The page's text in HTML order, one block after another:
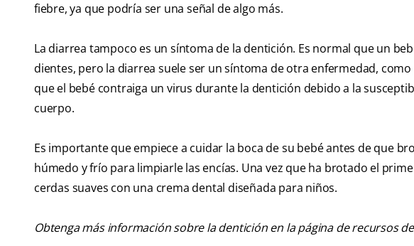
fiebre, ya que podría ser una señal de algo más.
La diarrea tampoco es un síntoma de la dentición. Es normal que un
dientes, pero la diarrea suele ser un síntoma de otra enfermedad,
que el bebé contraiga un virus durante la dentición debido a la
cuerpo.
Es importante que empiece a cuidar la boca de su bebé antes de que
húmedo y frío para limpiarle las encías. Una vez que ha brotado el
cerdas suaves con una crema dental diseñada para niños.
Obtenga más información sobre la dentición en la página de recursos